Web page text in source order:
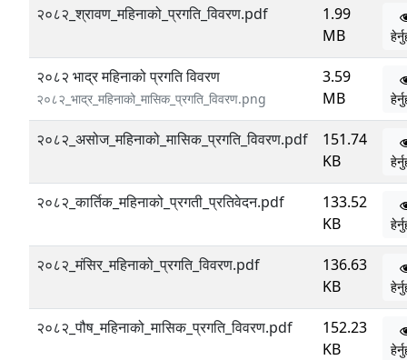
२०८२_श्रावण_महिनाको_प्रगति_विवरण.pdf
1.99
MB
२०८२ भाद्र महिनाको प्रगति विवरण
२०८२_भाद्र_महिनाको_मासिक_प्रगति_विवरण.png
3.59
MB
२०८२_असोज_महिनाको_मासिक_प्रगति_विवरण.pdf
151.74
KB
२०८२_कार्तिक_महिनाको_प्रगती_प्रतिवेदन.pdf
133.52
KB
२०८२_मंसिर_महिनाको_प्रगति_विवरण.pdf
136.63
KB
२०८२_पौष_महिनाको_मासिक_प्रगति_विवरण.pdf
152.23
KB